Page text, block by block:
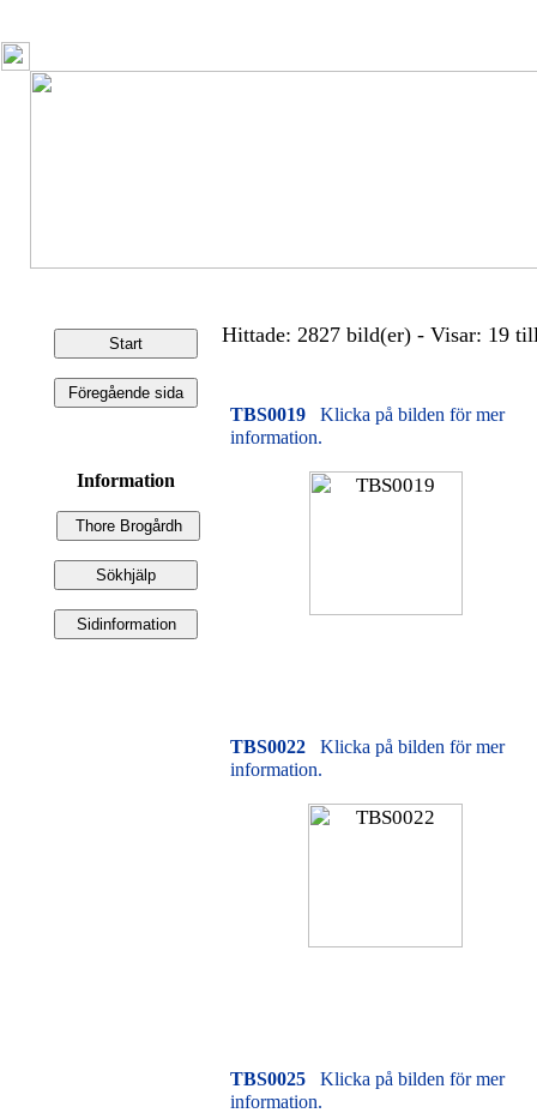
Information
Hittade: 2827 bild(er) - Visar: 19
TBS0019
Klicka på bilden för mer
information.
TBS0022
Klicka på bilden för mer
information.
TBS0025
Klicka på bilden för mer
information.